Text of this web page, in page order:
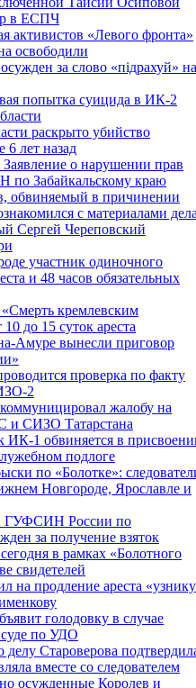
в ЕСПЧ
активистов «Левого фронта»
освободили
за слово «пiдрахуй» на
попытка суицида в ИК-2
раскрыто убийство
6 лет назад
о нарушении прав
Забайкальскому краю
обвиняемый в причинении
с материалами
Сергей Череповский
участник одиночного
и 48 часов обязательных
кремлевским
до 15 суток ареста
Амуре вынесли приговор
проверка по факту
2
жалобу на
и СИЗО Татарстана
ИК-1 обвиняется в
подлоге
по «Болотке»:
Новгороде, Ярославле и
ГУФСИН России по
за получение взяток
в рамках «Болотного
свидетелей
на продление ареста «узнику
голодовку в случае
по УДО
делу Староверова
вместе со следователем
осужденные Королев и